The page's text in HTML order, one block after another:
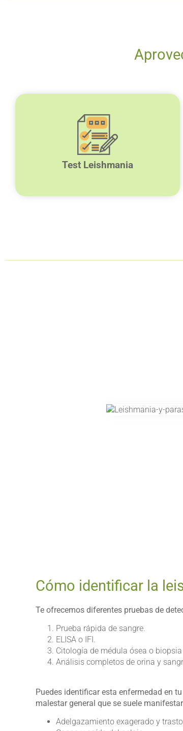
Test Leishmania
Cómo identificar la
Te ofrecemos diferentes pruebas de
Prueba rápida de sangre.
ELISA o IFI.
Citología de médula ósea o
Análisis completos de orina y
Puedes identificar esta enfermedad en
malestar general que se suele
Adelgazamiento exagerado y